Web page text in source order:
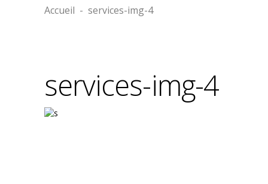
Accueil - services-img-4
services-img-4